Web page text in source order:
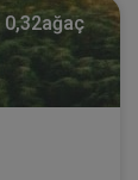
0,32ağaç